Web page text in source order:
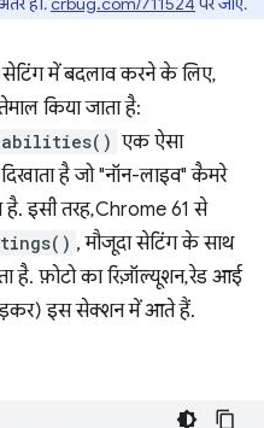
में बदलाव करने के लिए,
किया जाता है:
एक ऐसा
है जो "नॉन-लाइव" कैमरे
इसी तरह, Chrome 61 से
, मौजूदा सेटिंग के साथ
है. फ़ोटो का रिज़ॉल्यूशन, रेड आई
इस सेक्शन में आते हैं.